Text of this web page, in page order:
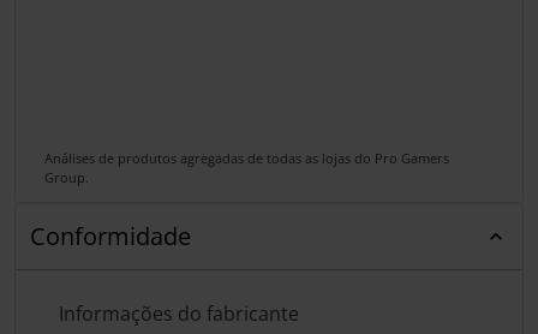
Análises de produtos agregadas de todas as lojas do Pro Gamers
Group.
Conformidade
Informações do fabricante